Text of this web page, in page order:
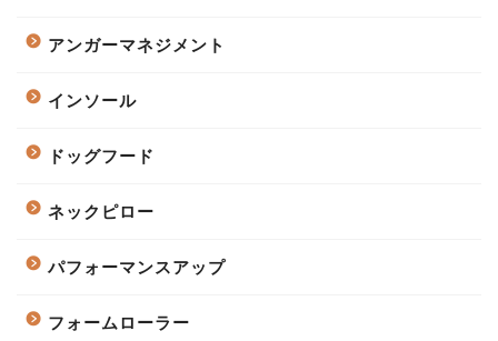
アンガーマネジメント
インソール
ドッグフード
ネックピロー
パフォーマンスアップ
フォームローラー